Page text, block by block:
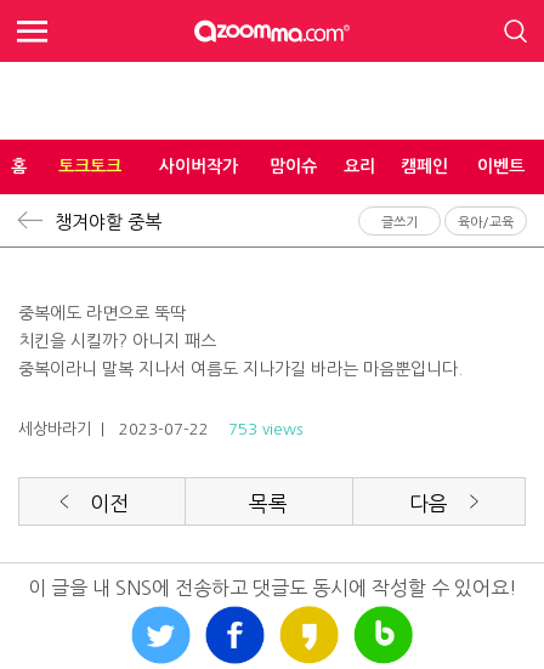
홈 토크토크 사이버작가 맘이슈 요리 캠페인 이벤트
챙겨야할 중복 글쓰기 육아/교육
중복에도 라면으로 뚝딱
치킨을 시킬까? 아니지 패스
중복이라니 말복 지나서 여름도 지나가길 바라는 마음뿐입니다.
세상바라기 | 2023-07-22 753 views
이전 목록 다음
이 글을 내 SNS에 전송하고 댓글도 동시에 작성할 수 있어요!